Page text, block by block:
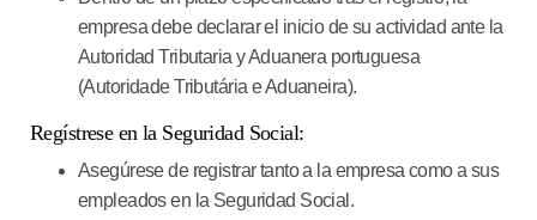
empresa debe declarar el inicio de su actividad ante la
Autoridad Tributaria y Aduanera portuguesa
(Autoridade Tributária e Aduaneira).
Regístrese en la Seguridad Social:
Asegúrese de registrar tanto a la empresa como a sus
empleados en la Seguridad Social.